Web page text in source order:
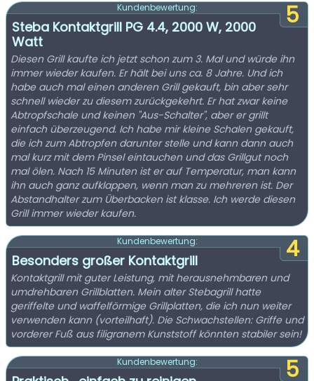
5
Kundenbewertung:
Steba Kontaktgrill PG 4.4, 2000 W, 2000
Watt
Diesen Grill kaufte ich jetzt schon zum 3. Mal und würde ihn
immer wieder kaufen. Er hält bei uns ca. 8 Jahre. Und ich
habe auch mal einen anderen Grill gekauft, bin aber sehr
schnell wieder zu diesem zurückgekehrt. Er hat zwar keine
Abtropfschale und keinen "Aus-Schalter", aber er grillt
einfach überzeugend. Ich habe mir kleine Schalen gekauft,
die ich zum Abtropfen darunter stelle und kann dann auch
mal kurz mit dem Pinsel eintauchen und das Grillgut noch
mal ölen. Nach 15 Minuten ist er auf Temperatur, man kann
ihn auch ganz aufklappen, wenn man zu mehreren ist. Der
Abstandhalter zum Überbacken ist klasse. Ich werde diesen
Grill immer wieder kaufen.
4
Kundenbewertung:
Besonders großer Kontaktgrill
Kontaktgrill mit guter Leistung, mit herausnehmbaren und
umdrehbaren Grillblatten. Mein alter Stebagrill hatte
geriffelte und waffelförmige Grillplatten, die ich nun weiter
verwenden kann (vorteilhaft). Die Schwachstellen: Griffe und
vorderer Fuß aus filigranem Kunststoff könnten stabiler sein!
5
Kundenbewertung: